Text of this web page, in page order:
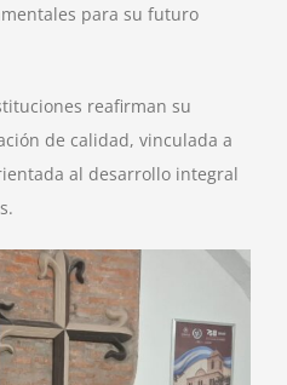
para su futuro
reafirman su
de calidad, vinculada a
al desarrollo integral